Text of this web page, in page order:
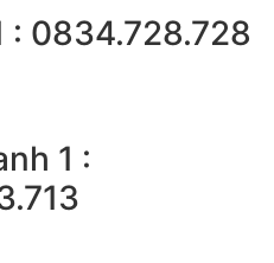
: 0834.728.728
1 :